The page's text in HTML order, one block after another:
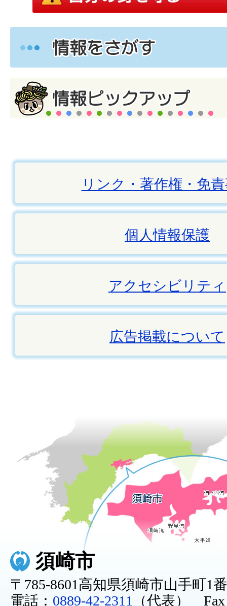
リンク・著作権・免
個人情報保護
アクセシビリティ
広告掲載について
須崎市
〒785-8601高知県須崎市山手町1
電話： 0889-42-2311
（代表） Fax